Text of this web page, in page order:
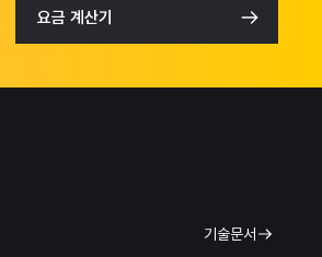
요금 계산기
기술문서